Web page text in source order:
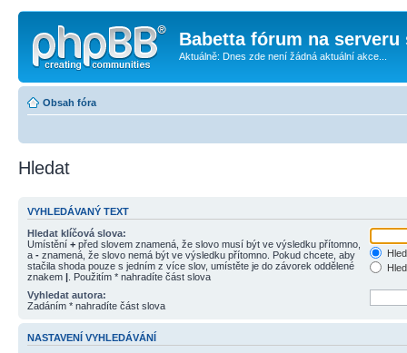
Babetta fórum na serveru
Aktuálně: Dnes zde není žádná aktuální akce...
Obsah fóra
Hledat
VYHLEDÁVANÝ TEXT
Hledat klíčová slova:
Umístění + před slovem znamená, že slovo musí být ve výsledku přítomno,
a - znamená, že slovo nemá být ve výsledku přítomno. Pokud chcete, aby
stačila shoda pouze s jedním z více slov, umístěte je do závorek oddělené
znakem | . Použitím * nahradíte část slova
Vyhledat autora:
Zadáním * nahradíte část slova
NASTAVENÍ VYHLEDÁVÁNÍ